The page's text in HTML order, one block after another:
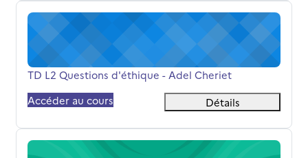
TD L2 Questions d'éthique - Adel Cheriet
Nom du cours
TD L2 Questions d'éthique - Adel Cheriet
Accéder au cours
Détails
CM Philosophie de la psychologie : comprendre l'âme -